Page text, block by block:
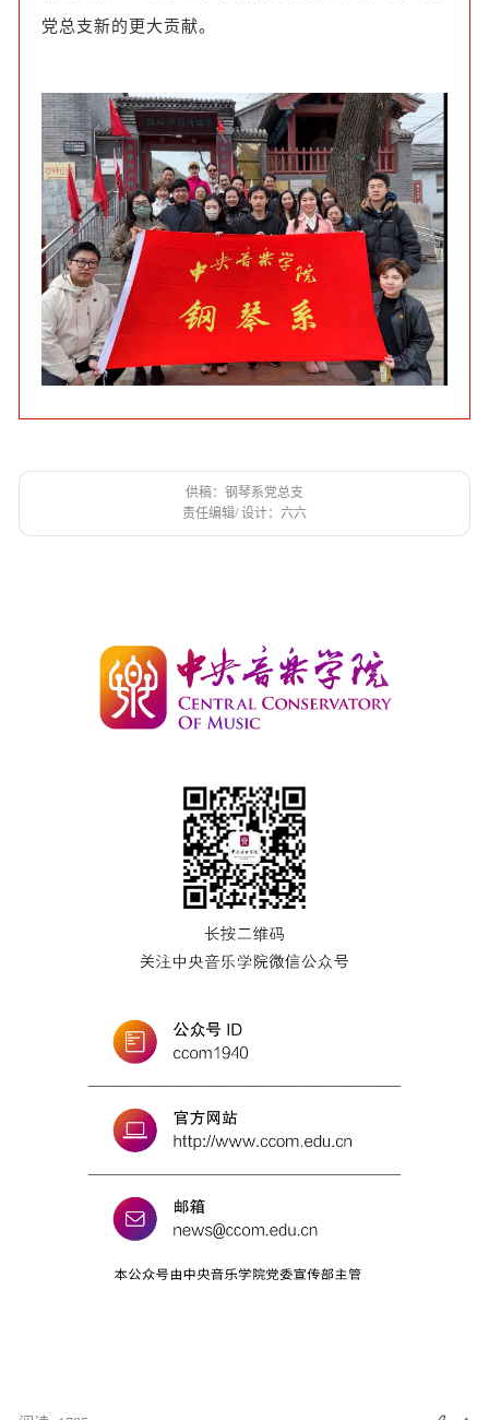
党总支新的更大贡献。
供稿：钢琴系党总支
责任编辑/ 设计：六六